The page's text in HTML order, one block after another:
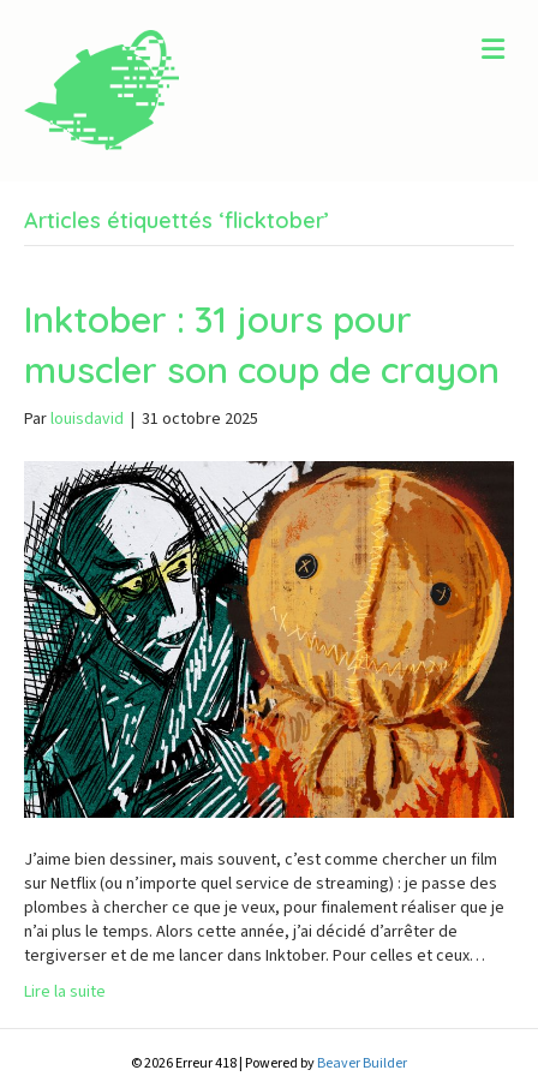
Articles étiquettés ‘flicktober’
Inktober : 31 jours pour
muscler son coup de crayon
Parlouisdavid | 31 octobre 2025
J’aime bien dessiner, mais souvent, c’est comme chercher un film
sur Netflix (ou n’importe quel service de streaming) : je passe des
plombes à chercher ce que je veux, pour finalement réaliser que je
n’ai plus le temps. Alors cette année, j’ai décidé d’arrêter de
tergiverser et de me lancer dans Inktober. Pour celles et ceux…
Lire la suite
© 2026 Erreur 418|Powered byBeaver Builder